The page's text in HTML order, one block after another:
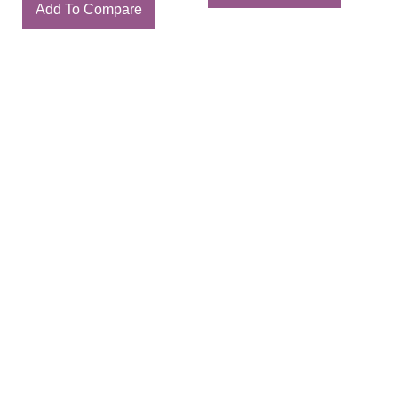
Add To Compare